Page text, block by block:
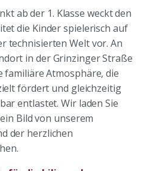
ab der 1. Klasse weckt den
die Kinder spielerisch auf
technisierten Welt vor. An
in der Grinzinger Straße
familiäre Atmosphäre, die
fördert und gleichzeitig
entlastet. Wir laden Sie
Bild von unserem
der herzlichen